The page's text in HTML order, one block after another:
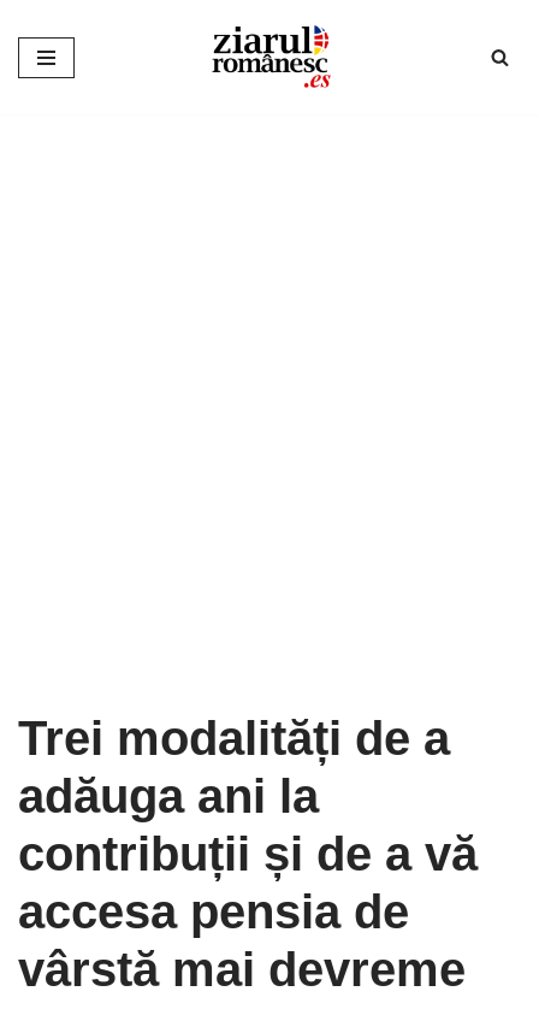
Sari
Trei modalități de a
adăuga ani la
contribuții și de a vă
accesa pensia de
vârstă mai devreme